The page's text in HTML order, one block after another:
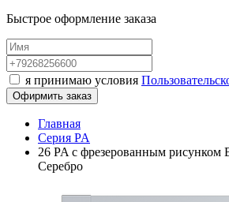
Быстрое оформление заказа
я принимаю условия
Офирмить заказ
Главная
Серия PA
26 PA с фрезерованным рисунком
Серебро